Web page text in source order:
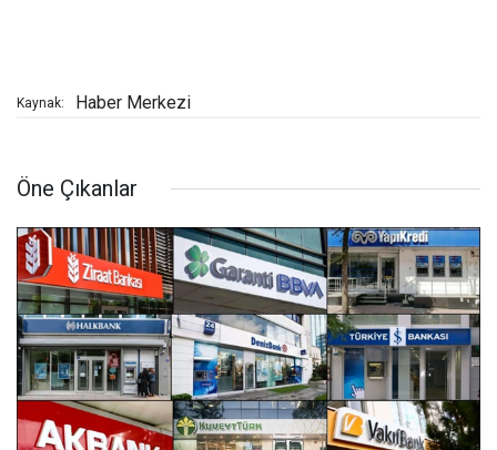
Kaynak: Haber Merkezi
Öne Çıkanlar